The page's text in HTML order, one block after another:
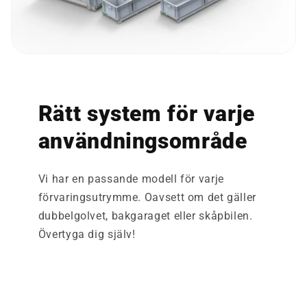
Rätt system för varje
användningsområde
Vi har en passande modell för varje
förvaringsutrymme. Oavsett om det gäller
dubbelgolvet, bakgaraget eller skåpbilen.
Övertyga dig själv!